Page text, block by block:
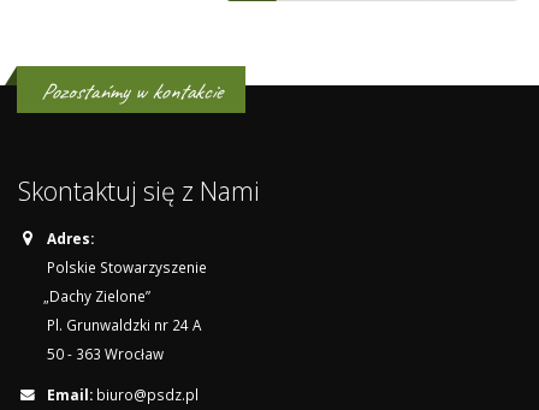
Pozostańmy w kontakcie
Skontaktuj się z Nami
Adres:
Polskie Stowarzyszenie
„Dachy Zielone”
Pl. Grunwaldzki nr 24 A
50 - 363 Wrocław
Email: biuro@psdz.pl